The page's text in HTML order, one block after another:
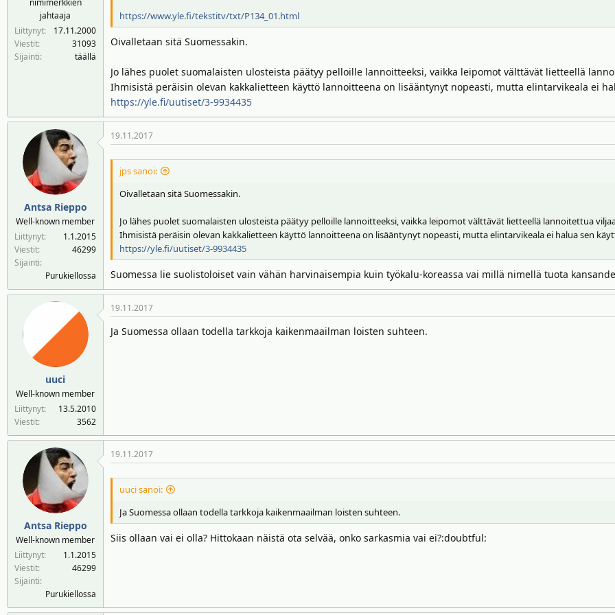
a
l
o
j
ä
m
nimimerkkien
jahtaaja
Liittynyt
17.11.2000
Viestit
31093
Sijainti
täällä
https://www.yle.fi/tekstitv/txt/P134_01.html
Oivalletaan sitä Suomessakin.
Jo lähes puolet suomalaisten ulosteista päätyy pelloille lannoitteeksi, vaikka leipomot välttävät lietteellä
Ihmisistä peräisin olevan kakkalietteen käyttö lannoitteena on lisääntynyt nopeasti, mutta elintarvikeala ei
https://yle.fi/uutiset/3-9934435
Antsa Rieppo
Well-known member
Liittynyt
1.1.2015
Viestit
46299
Sijainti
Purukiellossa
19.11.2017
jps sanoi:
Oivalletaan sitä Suomessakin.
Jo lähes puolet suomalaisten ulosteista päätyy pelloille lannoitteeksi, vaikka leipomot välttävät lietteellä lannoitettua
Ihmisistä peräisin olevan kakkalietteen käyttö lannoitteena on lisääntynyt nopeasti, mutta elintarvikeala ei halua sen
https://yle.fi/uutiset/3-9934435
Suomessa lie suolistoloiset vain vähän harvinaisempia kuin työkalu-koreassa vai millä nimellä tuota
uuci
Well-known member
Liittynyt
13.5.2010
Viestit
3562
19.11.2017
Ja Suomessa ollaan todella tarkkoja kaikenmaailman loisten suhteen.
Antsa Rieppo
Well-known member
Liittynyt
1.1.2015
Viestit
46299
Sijainti
Purukiellossa
19.11.2017
uuci sanoi:
Ja Suomessa ollaan todella tarkkoja kaikenmaailman loisten suhteen.
Siis ollaan vai ei olla? Hittokaan näistä ota selvää, onko sarkasmia vai ei?:doubtful: